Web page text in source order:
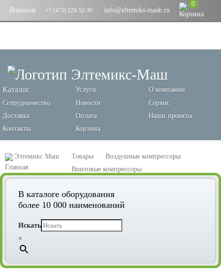
Воронеж +7 (473) 229-52-30 info@eltemiks-mash.ru
0
Каталог Услуги
О компании
Сотрудничество
Новости
Сервис
Доставка
Оплата
Наши проекты
Контакты
Корзина
Элтемикс Маш Товары
Воздушные компрессоры
Винтовые компрессоры
Винтовой компрессор Remeza ВК30-8-500ДВС
В каталоге оборудования
более 10 000 наименований
Искать
×